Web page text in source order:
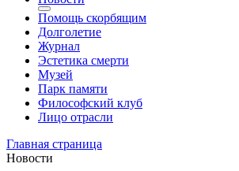
Помощь скорбящим
Долголетие
Журнал
Эстетика смерти
Музей
Парк памяти
Философский клуб
Лицо отрасли
Главная страница
Новости